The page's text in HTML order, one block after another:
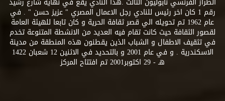
رقم 1 كان اخر رئيس للنادي رجل الاعمال المصري " عزيز حسن " . في
عام 1962 تم تحويله الي قصر ثقافة الحرية و كان تابعا للهيئة العامة
لقصور الثقافة حيث كانت تقام فيه العديد من الانشطة المتنوعة تخدم
في تثقيف الاطفال و الشباب الذين يقطنون هذه المنطقة من مدينة
الاسكندرية . و في عام 2001 و بالتحديد في الاثنين 12 شعبان 1422
هـ - 29 اكتوبر2001 تم افتتاح المركز